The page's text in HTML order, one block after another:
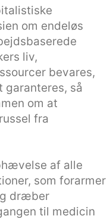
om endeløs
liv,
bevares,
garanteres, så
om at
fra
af alle
som forarmer
dræber
til medicin